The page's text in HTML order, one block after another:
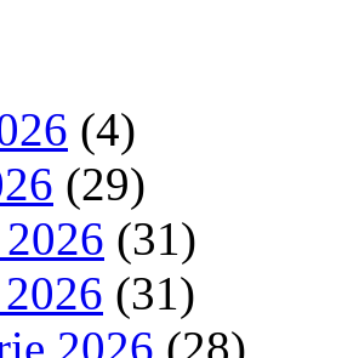
(4)
(29)
(31)
(31)
2026 (28)